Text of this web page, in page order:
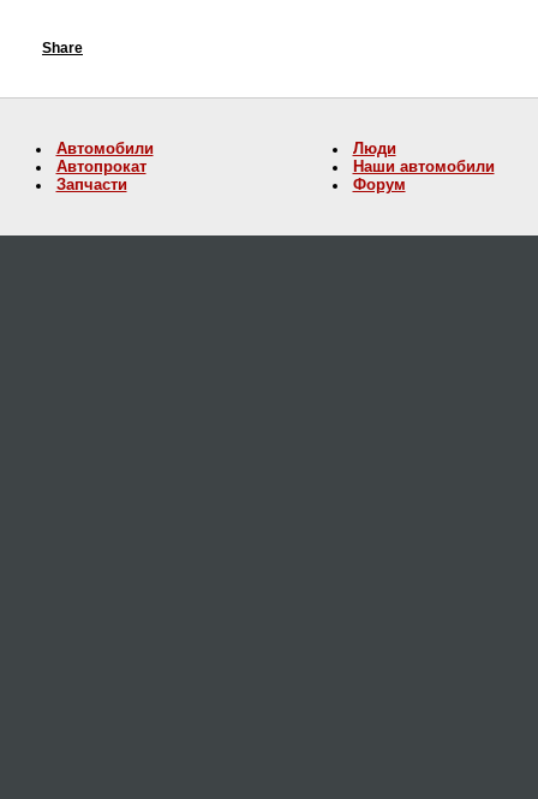
Share
Автомобили
Автопрокат
Запчасти
Люди
Наши автомобили
Форум